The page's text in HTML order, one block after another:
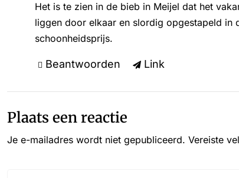
Het is te zien in de bieb in Meijel dat het
liggen door elkaar en slordig opgestapeld in
schoonheidsprijs.
Beantwoorden Link
Plaats een reactie
Je e-mailadres wordt niet gepubliceerd. Vereiste